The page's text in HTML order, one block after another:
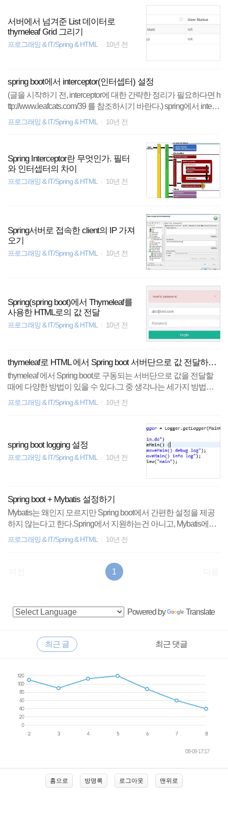
서버에서 넘겨준 List 데이터로
thymeleaf Grid 그리기
프로그래밍 & IT/Spring & HTML 10년 전
spring boot에서 interceptor(인터셉터) 설정
(글을 시작하기 전, interceptor에 대한 간략한 정리가 필요하다면 h
ttp://www.leafcats.com/39 를 참조하시기 바란다.) spring에서 interc
eptor를 사용하기 위해서는 java코드로 configuration 설정을 해 주
던가, xml에서 interceptor에 대한 설정을 해 주면 될 것이다. 그렇
ptor 사용은 어떨까?설정 자체는 일반 spring과 크게 다를게 없다.
1. 사용자는 로그인을 한다. 2. 시스템은 로그인한 사용자 정보를
세션에 저장한다. 3. 사용자는 기능을 요청한다.4. 시스템은 사용
자가 요청한 기능을 수행하기 전에 요청한 사용자의 세션을 체크
프로그래밍 & IT/Spring & HTML 10년 전
Spring Interceptor란 무엇인가. 필터
와 인터셉터의 차이
프로그래밍 & IT/Spring & HTML 10년 전
Spring서버로 접속한 client의 IP 가져
오기
프로그래밍 & IT/Spring & HTML 10년 전
Spring(spring boot)에서 Thymeleaf를
사용한 HTML로의 값 전달
프로그래밍 & IT/Spring & HTML 10년 전
thymeleaf로 HTML 에서 Spring boot 서버단으로 값 전달하는 세가지 방법
thymeleaf 에서 Spring boot로 구동되는 서버단으로 값을 전달할
때에 다양한 방법이 있을 수 있다.그 중 생각나는 세가지 방법을
로그인 프로세스 예시를 통해 알아보도록 하자. 1. 전통적인 html f
orm submit html form 태그로 감싸 포함된 항목들을 get 혹은 post
받는 방식이다. Login Colored by Color Scriptercs 위와 같이 loginF
orm이라는 id의 form이 email과 password를 감싸고 있다.이 form은
submit type의 버튼을 통해 /login.do로 HttpServletRequest에 값을
프로그래밍 & IT/Spring & HTML 10년 전
spring boot logging 설정
프로그래밍 & IT/Spring & HTML 10년 전
Spring boot + Mybatis 설정하기
Mybatis는 왜인지 모르지만 Spring boot에서 간편한 설정을 제공
하지 않는다고 한다.Spring에서 지원하는건 아니고, Mybatis에서
만든 spring-boot-starter 라는게 있다고 하는데, 한두시간 삽질 해
W() " 라는 간단한 쿼리를 날려보았다.pom.xml에 mariadb와 mybat
is의 dependency를 잡아준다. 1234567891011121314151617181
프로그래밍 & IT/Spring & HTML 10년 전
1
Powered by Translate
RECENTLY
최근 글 최근 댓글
08-09 17:17
홈으로 방명록 로그아웃 맨위로